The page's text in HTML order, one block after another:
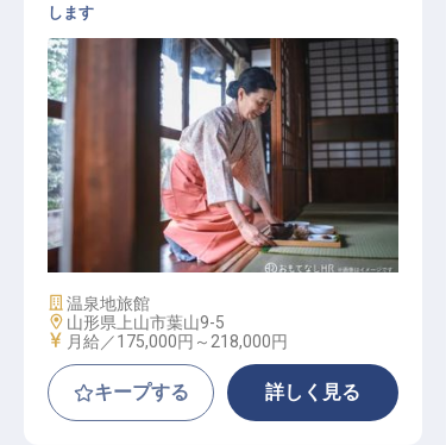
一般接客サービス
します
施設業態
温泉地旅館
勤務地
山形県上山市葉山9-5
給与
月給／175,000円～ 218,000円
キープする 詳しく見る